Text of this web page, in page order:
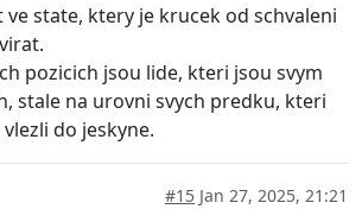
ve state, ktery je krucek od schvaleni
pozicich jsou lide, kteri jsou svym
stale na urovni svych predku, kteri
do jeskyne.
#15 Jan 27, 2025, 21:21